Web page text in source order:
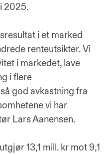
2025.
i et marked
renteutsikter. Vi
i markedet, lave
i flere
god avkastning fra
vi har
Lars Aanensen.
13,1 mill. kr mot 9,1